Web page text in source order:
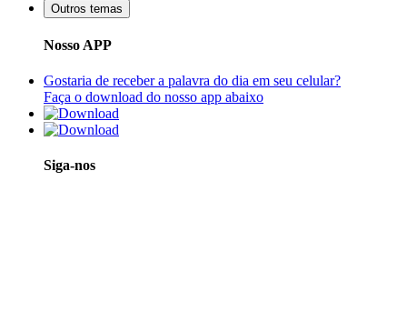
Outros temas
Nosso APP
Gostaria de receber a palavra do dia em seu celular?
Faça o download do nosso app abaixo
Siga-nos